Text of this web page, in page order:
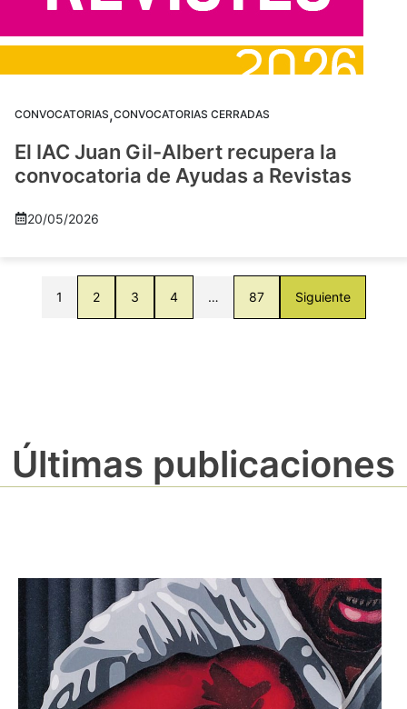
CONVOCATORIAS,CONVOCATORIAS CERRADAS
El IAC Juan Gil-Albert recupera la
convocatoria de Ayudas a Revistas
20/05/2026
1 2 3 4 … 87 Siguiente
Últimas publicaciones